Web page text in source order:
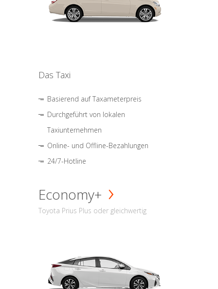
Das Taxi
Basierend auf Taxameterpreis
Durchgeführt von lokalen
Taxiunternehmen
Online- und Offline-Bezahlungen
24/7-Hotline
Economy+
Toyota Prius Plus oder gleichwertig